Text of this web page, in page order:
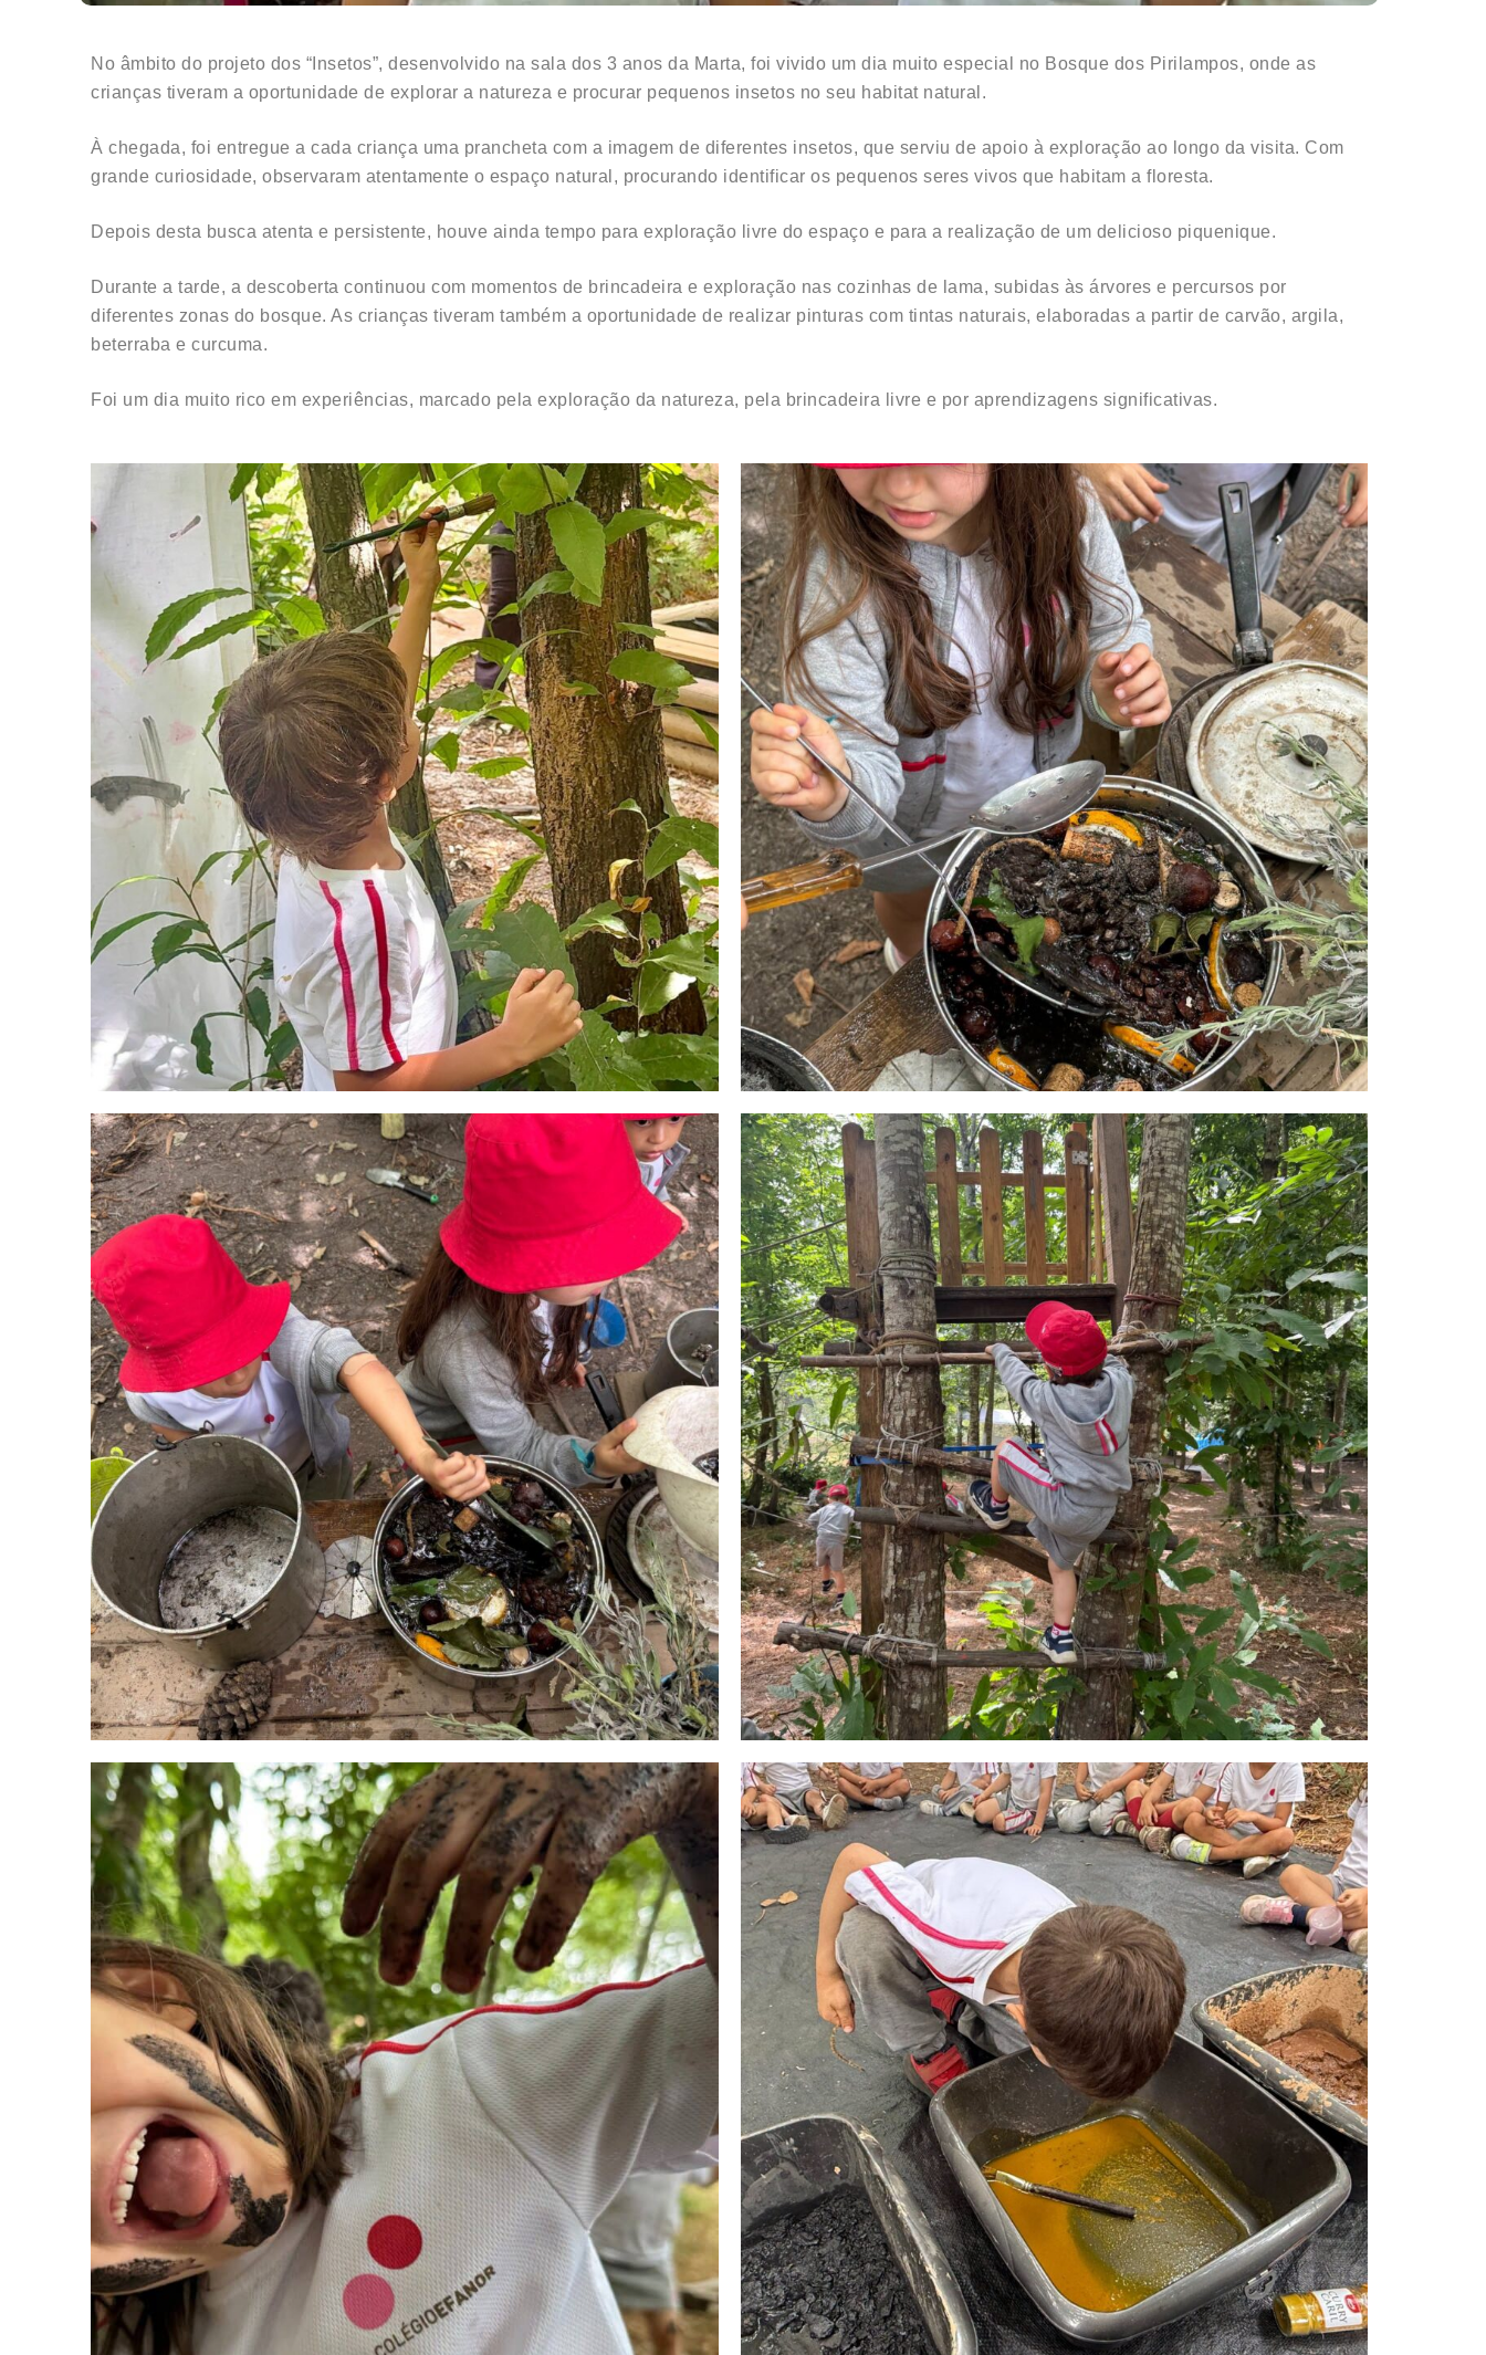
No âmbito do projeto dos “Insetos”, desenvolvido na sala dos 3 anos da Marta, foi vivido um dia muito especial no Bosque dos Pirilampos, onde as
crianças tiveram a oportunidade de explorar a natureza e procurar pequenos insetos no seu habitat natural.
À chegada, foi entregue a cada criança uma prancheta com a imagem de diferentes insetos, que serviu de apoio à exploração ao longo da visita. Com
grande curiosidade, observaram atentamente o espaço natural, procurando identificar os pequenos seres vivos que habitam a floresta.
Depois desta busca atenta e persistente, houve ainda tempo para exploração livre do espaço e para a realização de um delicioso piquenique.
Durante a tarde, a descoberta continuou com momentos de brincadeira e exploração nas cozinhas de lama, subidas às árvores e percursos por
diferentes zonas do bosque. As crianças tiveram também a oportunidade de realizar pinturas com tintas naturais, elaboradas a partir de carvão, argila,
beterraba e curcuma.
Foi um dia muito rico em experiências, marcado pela exploração da natureza, pela brincadeira livre e por aprendizagens significativas.